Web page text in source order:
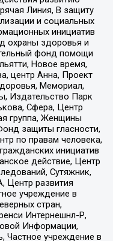
Линия, В защиту
и социальных
инициатив
охраны здоровья и
фонд помощи
Новое время,
центр Анна, Проект
Мемориал,
Издательство Парк
Сфера, Центр
группа, Женщины
защиты гласности,
по правам человека,
инициатив
действие, Центр
Сутяжник,
развития
учреждение в
стран,
Интернешнл-Р,
Информации,
Частное учреждение в